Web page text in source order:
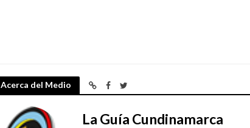
Acerca del Medio
La Guía Cundinamarca